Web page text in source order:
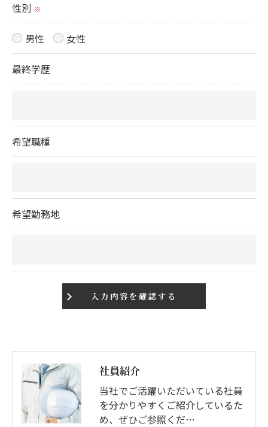
性別 ※
男性 女性
最終学歴
希望職種
希望勤務地
社員紹介
当社でご活躍いただいている社員
を分かりやすくご紹介しているた
め、ぜひご参照くだ…